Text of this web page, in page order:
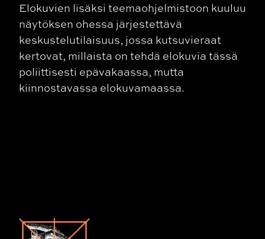
Elokuvien lisäksi teemaohjelmistoon kuuluu
näytöksen ohessa järjestettävä
keskustelutilaisuus, jossa kutsuvieraat
kertovat, millaista on tehdä elokuvia tässä
poliittisesti epävakaassa, mutta
kiinnostavassa elokuvamaassa.